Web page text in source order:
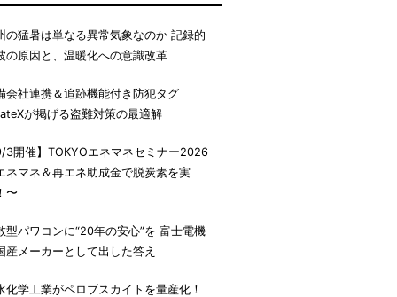
の猛暑は単なる異常気象なのか 記録的
の原因と、温暖化への意識改革
会社連携＆追跡機能付き防犯タグ
が掲げる盗難対策の最適解
3開催】TOKYOエネマネセミナー2026
ネマネ＆再エネ助成金で脱炭素を実
〜
型パワコンに“20年の安心”を 富士電機
産メーカーとして出した答え
化学工業がペロブスカイトを量産化！